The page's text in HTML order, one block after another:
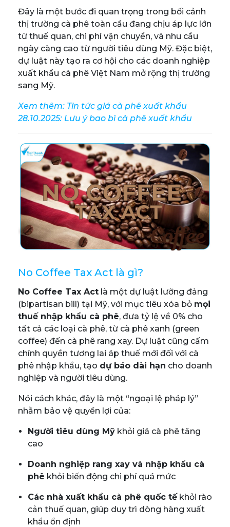
Đây là một bước đi quan trọng trong bối cảnh
thị trường cà phê toàn cầu đang chịu áp lực lớn
từ thuế quan, chi phí vận chuyển, và nhu cầu
ngày càng cao từ người tiêu dùng Mỹ. Đặc biệt,
dự luật này tạo ra cơ hội cho các doanh nghiệp
xuất khẩu cà phê Việt Nam mở rộng thị trường
sang Mỹ.
Xem thêm: Tin tức giá cà phê xuất khẩu
28.10.2025: Lưu ý bao bì cà phê xuất khẩu
No Coffee Tax Act là gì?
No Coffee Tax Act là một dự luật lưỡng đảng
(bipartisan bill) tại Mỹ, với mục tiêu xóa bỏ mọi
thuế nhập khẩu cà phê, đưa tỷ lệ về 0% cho
tất cả các loại cà phê, từ cà phê xanh (green
coffee) đến cà phê rang xay. Dự luật cũng cấm
chính quyền tương lai áp thuế mới đối với cà
phê nhập khẩu, tạo dự báo dài hạn cho doanh
nghiệp và người tiêu dùng.
Nói cách khác, đây là một “ngoại lệ pháp lý”
nhằm bảo vệ quyền lợi của:
Người tiêu dùng Mỹkhỏi giá cà phê tăng
cao
Doanh nghiệp rang xay và nhập khẩu cà
phê khỏi biến động chi phí quá mức
Các nhà xuất khẩu cà phê quốc tếkhỏi rào
cản thuế quan, giúp duy trì dòng hàng xuất
khẩu ổn định